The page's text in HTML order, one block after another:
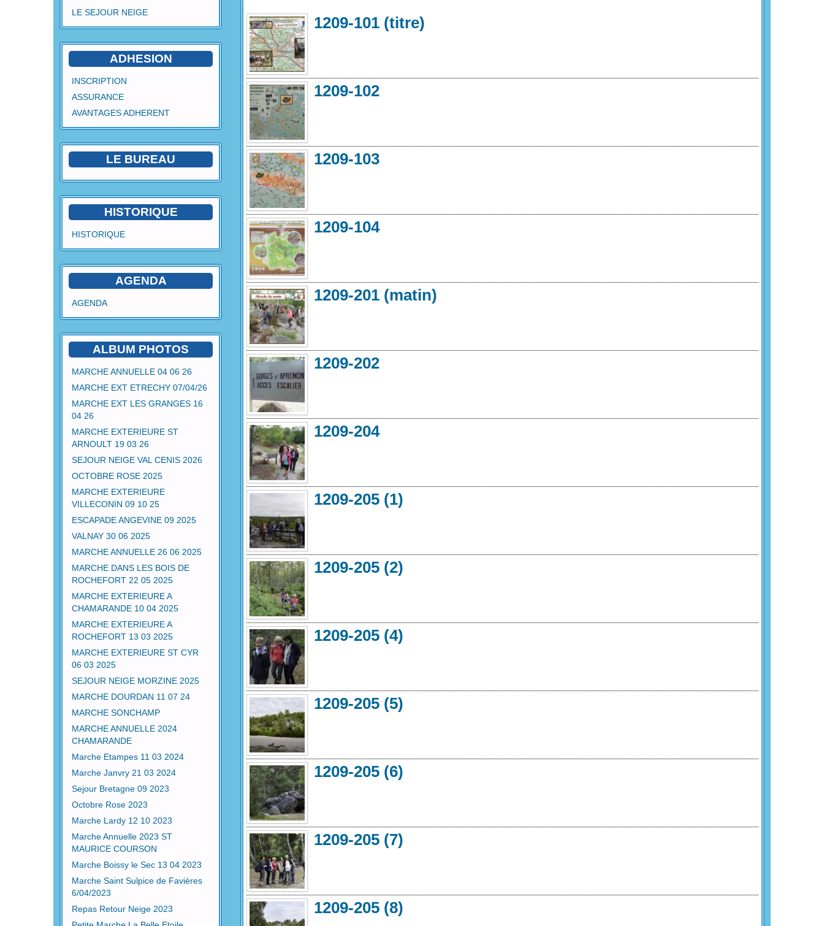
LE SEJOUR NEIGE
ADHESION
INSCRIPTION
ASSURANCE
AVANTAGES ADHERENT
LE BUREAU
HISTORIQUE
HISTORIQUE
AGENDA
AGENDA
ALBUM PHOTOS
MARCHE ANNUELLE 04 06 26
MARCHE EXT ETRECHY 07/04/26
MARCHE EXT LES GRANGES 16
04 26
MARCHE EXTERIEURE ST
ARNOULT 19 03 26
SEJOUR NEIGE VAL CENIS 2026
OCTOBRE ROSE 2025
MARCHE EXTERIEURE
VILLECONIN 09 10 25
ESCAPADE ANGEVINE 09 2025
VALNAY 30 06 2025
MARCHE ANNUELLE 26 06 2025
MARCHE DANS LES BOIS DE
ROCHEFORT 22 05 2025
MARCHE EXTERIEURE A
CHAMARANDE 10 04 2025
MARCHE EXTERIEURE A
ROCHEFORT 13 03 2025
MARCHE EXTERIEURE ST CYR
06 03 2025
SEJOUR NEIGE MORZINE 2025
MARCHE DOURDAN 11 07 24
MARCHE SONCHAMP
MARCHE ANNUELLE 2024
CHAMARANDE
Marche Etampes 11 03 2024
Marche Janvry 21 03 2024
Sejour Bretagne 09 2023
Octobre Rose 2023
Marche Lardy 12 10 2023
Marche Annuelle 2023 ST
MAURICE COURSON
Marche Boissy le Sec 13 04 2023
Marche Saint Sulpice de Favières
6/04/2023
Repas Retour Neige 2023
1209-101 (titre)
1209-102
1209-103
1209-104
1209-201 (matin)
1209-202
1209-204
1209-205 (1)
1209-205 (2)
1209-205 (4)
1209-205 (5)
1209-205 (6)
1209-205 (7)
1209-205 (8)